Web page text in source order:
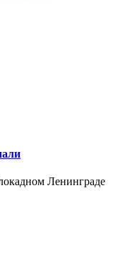
Ленинграде